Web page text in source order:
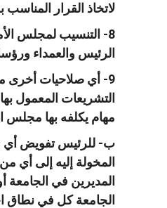
لاتخاذ القرار المناسب
8- التنسيب لمجلس
الرئيس والعمداء
9- أي صلاحيات أخرى
التشريعات المعمول
مهام يكلفه بها مجلس
ب- للرئيس تفويض أي
المخولة إليه إلى أي من
المديرين في الجامعة
الجامعة كل في نطاق